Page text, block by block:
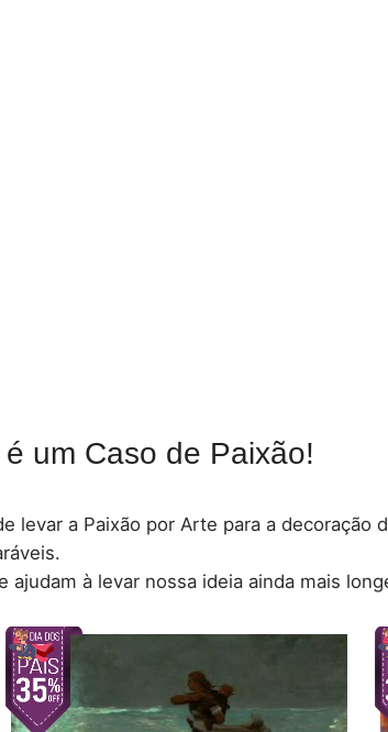
um Caso de Paixão!
a Paixão por Arte para a decoração
ajudam à levar nossa ideia ainda mais